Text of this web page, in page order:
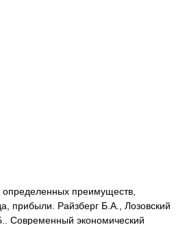
преимуществ,
прибыли. Райзберг Б.А., Лозовский
Современный экономический